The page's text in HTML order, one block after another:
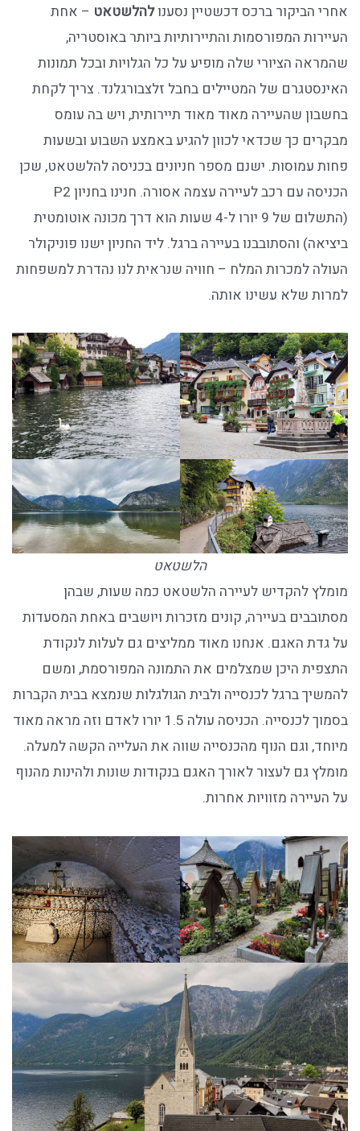
אחרי הביקור ברכס דכשטיין נסענולהלשטאט – אחת
העיירות המפורסמות והתיירותיות ביותר באוסטריה,
שהמראה הציורי שלה מופיע על כל הגלויות ובכל תמונות
האינסטגרם של המטיילים בחבל זלצבורגלנד. צריך לקחת
בחשבון שהעיירה מאוד מאוד תיירותית, ויש בה עומס
מבקרים כך שכדאי לכוון להגיע באמצע השבוע ובשעות
פחות עמוסות. ישנם מספר חניונים בכניסה להלשטאט, שכן
הכניסה עם רכב לעיירה עצמה אסורה. חנינו בחניון P2
(התשלום של 9 יורו ל-4 שעות הוא דרך מכונה אוטומטית
ביציאה) והסתובבנו בעיירה ברגל. ליד החניון ישנו פוניקולר
העולה למכרות המלח – חוויה שנראית לנו נהדרת למשפחות
למרות שלא עשינו אותה.
הלשטאט
מומלץ להקדיש לעיירה הלשטאט כמה שעות, שבהן
מסתובבים בעיירה, קונים מזכרות ויושבים באחת המסעדות
על גדת האגם. אנחנו מאוד ממליצים גם לעלות לנקודת
התצפית היכן שמצלמים את התמונה המפורסמת, ומשם
להמשיך ברגל לכנסייה ולבית הגולגלות שנמצא בבית הקברות
בסמוך לכנסייה. הכניסה עולה 1.5 יורו לאדם וזה מראה מאוד
מיוחד, וגם הנוף מהכנסייה שווה את העלייה הקשה למעלה.
מומלץ גם לעצור לאורך האגם בנקודות שונות ולהינות מהנוף
על העיירה מזוויות אחרות.